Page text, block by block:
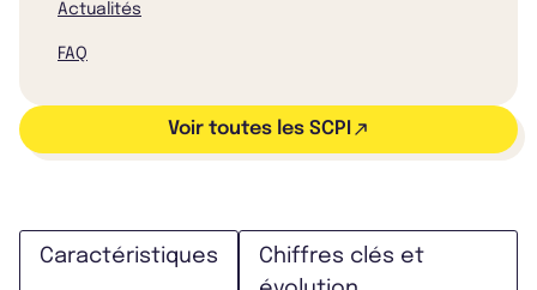
Actualités
FAQ
Voir toutes les SCPI
Caractéristiques
Chiffres clés et